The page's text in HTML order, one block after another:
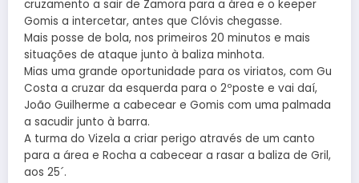
cruzamento a sair de Zamora para a área e o keeper
Gomis a intercetar, antes que Clóvis chegasse.
Mais posse de bola, nos primeiros 20 minutos e mais
situações de ataque junto à baliza minhota.
Mias uma grande oportunidade para os viriatos, com Gu
Costa a cruzar da esquerda para o 2ºposte e vai daí,
João Guilherme a cabecear e Gomis com uma palmada
a sacudir junto à barra.
A turma do Vizela a criar perigo através de um canto
para a área e Rocha a cabecear a rasar a baliza de Gril,
aos 25´.